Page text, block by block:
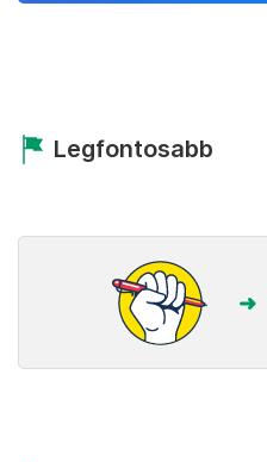
Legfontosabb